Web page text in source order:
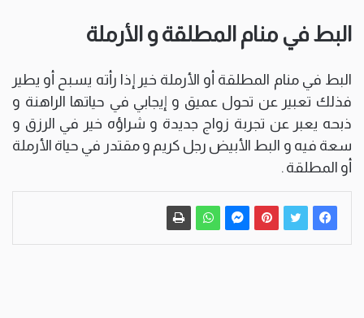
البط في منام المطلقة و الأرملة
البط في منام المطلقة أو الأرملة خير إذا رأته يسبح أو يطير
فذلك تعبير عن تحول عميق و إيجابي في حياتها الراهنة و
ذبحه يعبر عن تجربة زواج جديدة و شراؤه خير في الرزق و
سعة فيه و البط الأبيض رجل كريم و مقتدر في حياة الأرملة
أو المطلقة .